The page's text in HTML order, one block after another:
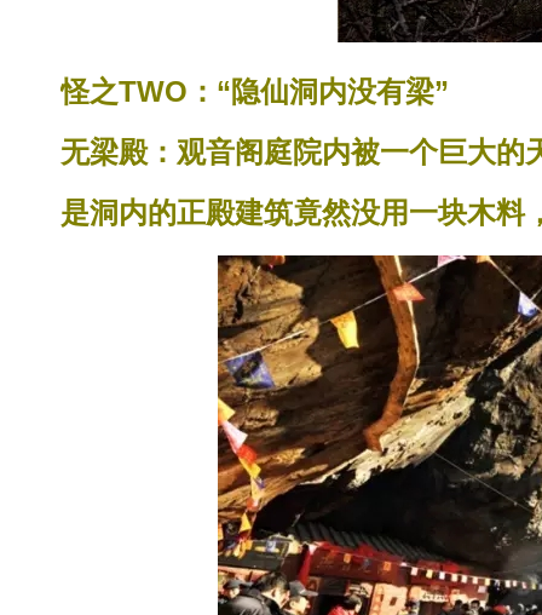
怪之TWO：“隐仙洞内没有梁”
无梁殿：观音阁庭院内被一个巨大
是洞内的正殿建筑竟然没用一块木料